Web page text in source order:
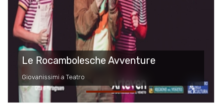
Le Rocambolesche Avventure
Giovanissimi a Teatro